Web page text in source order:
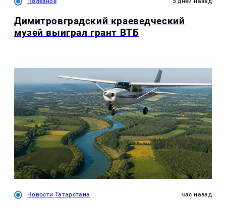
Димитровградский краеведческий
музей выиграл грант ВТБ
Новости Татарстана час назад